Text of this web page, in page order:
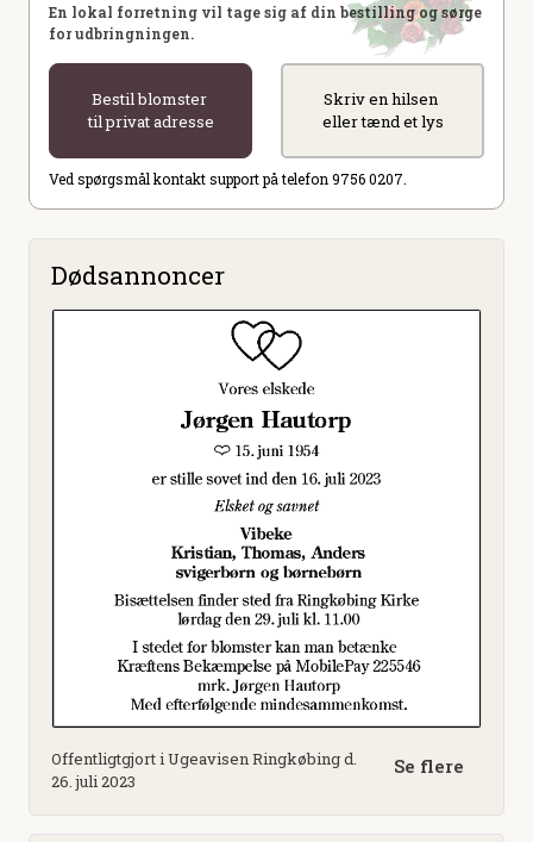
En lokal forretning vil tage sig af din bestilling og sørge
for udbringningen.
Bestil blomster
til privat adresse
Skriv en hilsen
eller tænd et lys
Ved spørgsmål kontakt support på telefon 9756 0207.
Dødsannoncer
Offentligtgjort i Ugeavisen Ringkøbing d.
26. juli 2023
Se flere